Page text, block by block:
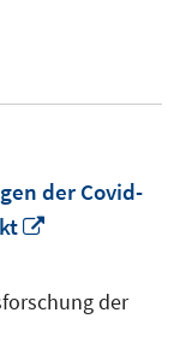
der Covid-
öffnender